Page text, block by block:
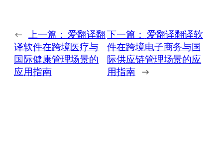
← 上一篇： 爱翻译翻
译软件在跨境医疗与
国际健康管理场景的
应用指南
下一篇： 爱翻译翻译软
件在跨境电子商务与国
际供应链管理场景的应
用指南 →